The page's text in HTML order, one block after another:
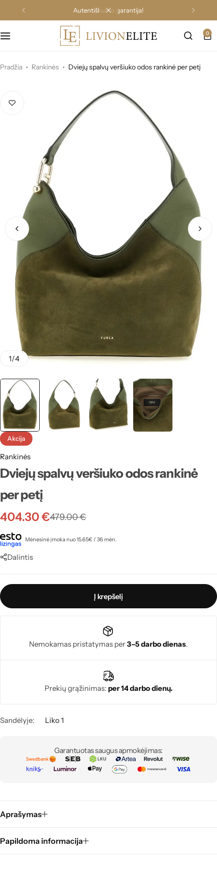
autentiškumo garantija!
0
Pradžia Rankinės Dviejų spalvų veršiuko odos rankinė per petį
1/4
Akcija
Rankinės
Dviejų spalvų veršiuko odos rankinė
per petį
479.00€
404.30€
Mėnesinė įmoka nuo 15.65€ / 36 mėn.
Dalintis
Į krepšelį
Nemokamas pristatymas per3–5 darbo dienas.
Prekių grąžinimas: per 14 darbo dienų.
Sandėlyje: Liko 1
Garantuotas saugus apmokėjimas:
Aprašymas
Papildoma informacija